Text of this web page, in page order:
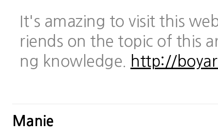
It's amazing to visit this
riends on the topic of this
ng knowledge.
http://
Manie